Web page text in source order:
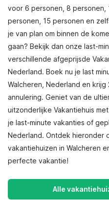
voor 6 personen, 8 personen,
personen, 15 personen en
je van plan om binnen de
gaan? Bekijk dan onze last-
verschillende afgeprijsde
Nederland. Boek nu je last
Walcheren, Nederland en
annulering. Geniet van de
uitzonderlijke Vakantiehuis
je last-minute vakanties of
Nederland. Ontdek hieronder
vakantiehuizen in Walcheren
perfecte vakantie!
Alle